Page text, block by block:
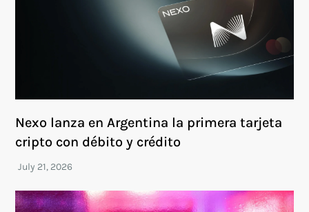
Nexo lanza en Argentina la primera tarjeta
cripto con débito y crédito